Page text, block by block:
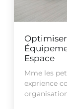
Espace
Mme les
exprience